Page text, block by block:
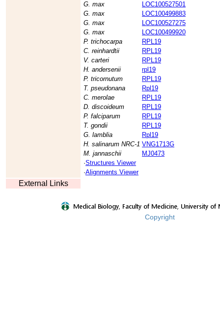
G. max
LOC100527501
G. max
LOC100499883
G. max
LOC100527275
G. max
LOC100499920
P. trichocarpa
RPL19
C. reinhardtii
RPL19
V. carteri
RPL19
H. andersenii
rpl19
P. tricornutum
RPL19
T. pseudonana
Rpl19
C. merolae
RPL19
D. discoideum
RPL19
P. falciparum
RPL19
T. gondii
RPL19
G. lamblia
Rpl19
H. salinarum NRC-1 VNG1713G
M. jannaschii
MJ0473
·Structures Viewer
·Alignments Viewer
External Links
Copyright